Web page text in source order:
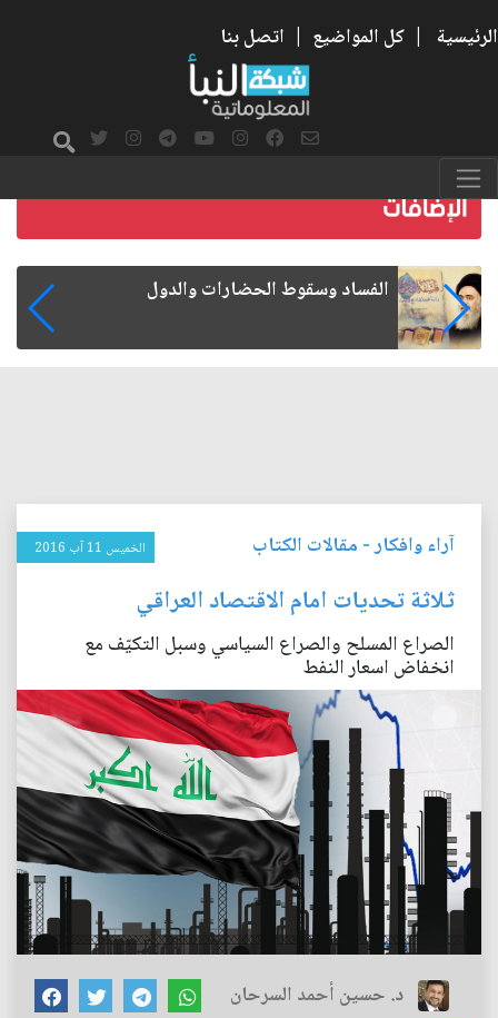
الرئيسية | كل المواضيع | اتصل بنا
رواتب الموظفين على صفيح ساخن
آراء وافكار- مقالات الكتاب الخميس 11 آب 2016
ثلاثة تحديات امام الاقتصاد العراقي
الصراع المسلح والصراع السياسي وسبل التكيّف مع
انخفاض اسعار النفط
د. حسين أحمد السرحان